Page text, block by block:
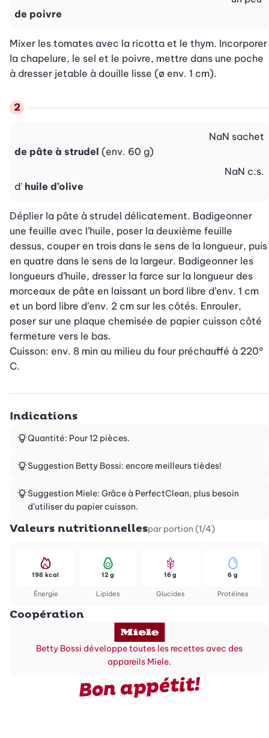
de poivre
Mixer les tomates avec la ricotta et le thym. Incorporer
la chapelure, le sel et le poivre, mettre dans une poche
à dresser jetable à douille lisse (ø env. 1 cm).
de pâte à strudel (env. 60 g)
NaN sachet
d' huile d’olive
NaN c.s.
Déplier la pâte à strudel délicatement. Badigeonner
une feuille avec l’huile, poser la deuxième feuille
dessus, couper en trois dans le sens de la longueur, puis
en quatre dans le sens de la largeur. Badigeonner les
longueurs d’huile, dresser la farce sur la longueur des
morceaux de pâte en laissant un bord libre d’env. 1 cm
et un bord libre d’env. 2 cm sur les côtés. Enrouler,
poser sur une plaque chemisée de papier cuisson côté
fermeture vers le bas.
Cuisson: env. 8 min au milieu du four préchauffé à 220°
C.
Indications
Quantité: Pour 12 pièces.
Suggestion Betty Bossi: encore meilleurs tièdes!
Suggestion Miele: Grâce à PerfectClean, plus besoin
d’utiliser du papier cuisson.
Valeurs nutritionnellespar portion (1/4)
Énergie
198 kcal
Lipides
12 g
Glucides
16 g
Protéines
6 g
Coopération
Betty Bossi développe toutes les recettes avec des
appareils Miele.
Bon appétit!